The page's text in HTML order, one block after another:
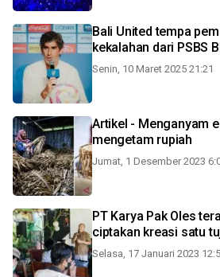
Bali United tempa
kekalahan dari PSBS
Senin, 10 Maret 2025 21:21
Artikel - Menganyam
mengetam rupiah
Jumat, 1 Desember 2023
PT Karya Pak Oles
ciptakan kreasi satu
Selasa, 17 Januari 2023